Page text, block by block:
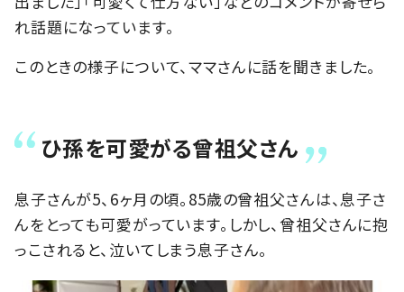
れ話題になっています。
このときの様子について、ママさんに話を聞きました。
ひ孫を可愛がる曾祖父さん
息子さんが5、6ヶ月の頃。85歳の曾祖父さんは、息子さ
んをとっても可愛がっています。しかし、曾祖父さんに抱
っこされると、泣いてしまう息子さん。